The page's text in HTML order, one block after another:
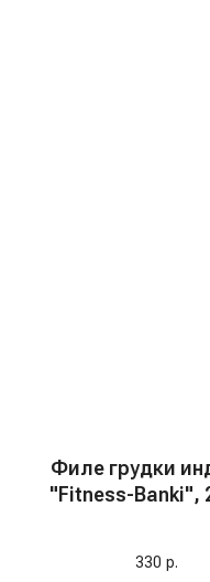
Филе грудки
"Fitness-Banki",
330 р.